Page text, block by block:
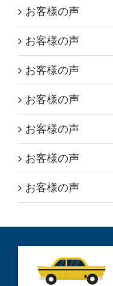
お客様の声
お客様の声
お客様の声
お客様の声
お客様の声
お客様の声
お客様の声